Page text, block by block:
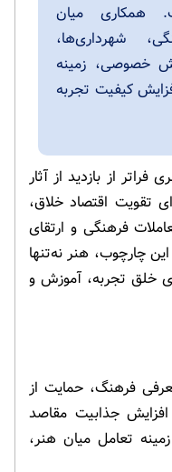
همکاری میان
شهرداری‌ها،
خصوصی، زمینه
کیفیت تجربه
از بازدید از آثار
تقویت اقتصاد خلاق،
فرهنگی و ارتقای
چارچوب، هنر نه‌تنها
خلق تجربه، آموزش و
فرهنگ، حمایت از
جذابیت مقاصد
تعامل میان هنر،